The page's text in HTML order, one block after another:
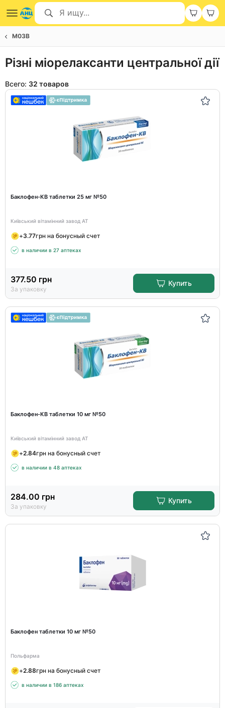
M03B
Різні міорелаксанти центральної дії
Всего: 32 товаров
Баклофен-КВ таблетки 25 мг №50
Київський вітамінний завод АТ
+3.77грн на бонусный счет
в наличии в 27 аптеках
377.50 грн
За упаковку
Купить
Баклофен-КВ таблетки 10 мг №50
Київський вітамінний завод АТ
+2.84грн на бонусный счет
в наличии в 48 аптеках
284.00 грн
За упаковку
Купить
Баклофен таблетки 10 мг №50
Польфарма
+2.88грн на бонусный счет
в наличии в 186 аптеках